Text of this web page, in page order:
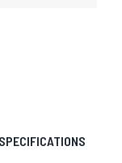
SPECIFICATIONS